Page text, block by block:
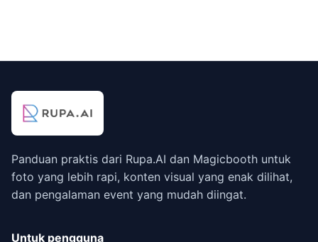
Panduan praktis dari Rupa.AI dan Magicbooth untuk
foto yang lebih rapi, konten visual yang enak dilihat,
dan pengalaman event yang mudah diingat.
Untuk pengguna